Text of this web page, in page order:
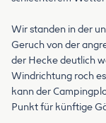
Wir standen in der
Geruch von der
der Hecke deutlich
Windrichtung roch
kann der
Punkt für künftige